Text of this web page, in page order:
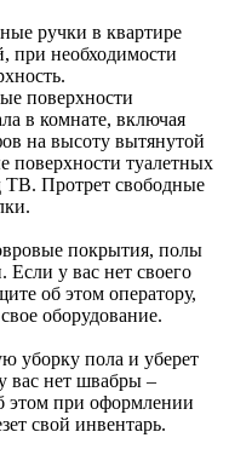
ручки в квартире
при необходимости
поверхности
в комнате, включая
на высоту вытянутой
поверхности туалетных
ТВ. Протрет свободные
покрытия, полы
у вас нет своего
об этом оператору,
оборудование.
уборку пола и уберет
вас нет швабры –
этом при оформлении
свой инвентарь.